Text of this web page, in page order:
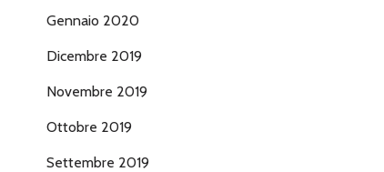
Gennaio 2020
Dicembre 2019
Novembre 2019
Ottobre 2019
Settembre 2019